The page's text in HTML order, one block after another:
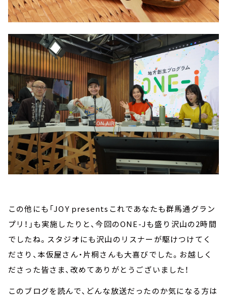
この他にも「JOY presentsこれであなたも群馬通グラン
プリ！」も実施したりと、今回のONE-Jも盛り沢山の2時間
でしたね。スタジオにも沢山のリスナーが駆けつけてく
ださり、本仮屋さん・片桐さんも大喜びでした。お越しく
ださった皆さま、改めてありがとうございました！
このブログを読んで、どんな放送だったのか気になる方は